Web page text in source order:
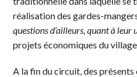
réalisation des gardes-
questions d’ailleurs, quant à leur
projets économiques du
A la fin du circuit, des